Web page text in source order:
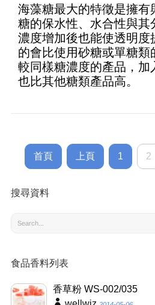
海藻糖最大的特徵是擁有
糖的保水性、水合性與其
濃度增加後也能使透明度
的會比使用砂糖或單糖類
較同樣糖濃度的產品，加
也比其他糖類產品高。
首頁 上頁 1 2
搜尋資料
食品香料列表
香草粉 WS-002/035